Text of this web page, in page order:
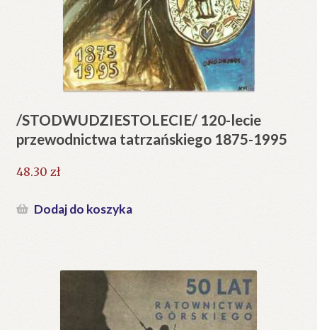
/STODWUDZIESTOLECIE/ 120-lecie
przewodnictwa tatrzańskiego 1875-1995
48.30 zł
Dodaj do koszyka